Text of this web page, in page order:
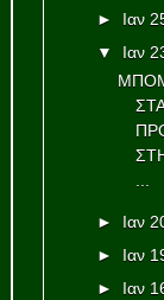
► Ιαν
▼
Ιαν
► Ιαν
► Ιαν
► Ιαν